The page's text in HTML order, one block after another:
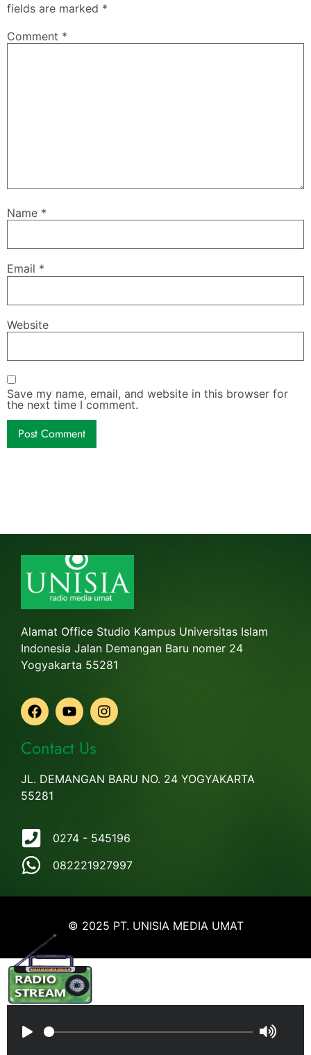
fields are marked *
Comment *
Name *
Email *
Website
Save my name, email, and website in this browser for
the next time I comment.
Alamat Office Studio Kampus Universitas Islam
Indonesia Jalan Demangan Baru nomer 24
Yogyakarta 55281
Contact Us
JL. DEMANGAN BARU NO. 24 YOGYAKARTA
55281
0274 - 545196
082221927997
© 2025 PT. UNISIA MEDIA UMAT